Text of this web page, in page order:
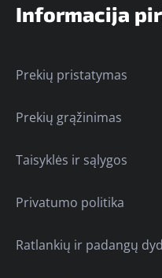
Informacija
Prekių pristatymas
Prekių grąžinimas
Taisyklės ir sąlygos
Privatumo politika
Ratlankių ir padangų